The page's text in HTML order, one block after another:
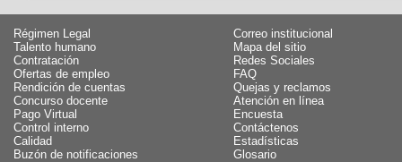
Régimen Legal
Talento humano
Contratación
Ofertas de empleo
Rendición de cuentas
Concurso docente
Pago Virtual
Control interno
Calidad
Buzón de notificaciones
Correo institucional
Mapa del sitio
Redes Sociales
FAQ
Quejas y reclamos
Atención en línea
Encuesta
Contáctenos
Estadísticas
Glosario